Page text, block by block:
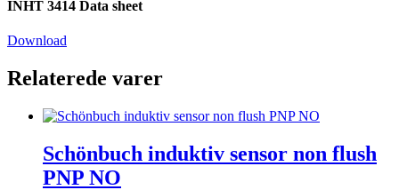
INHT 3414 Data sheet
Download
Relaterede varer
Schönbuch induktiv sensor non flush
PNP NO